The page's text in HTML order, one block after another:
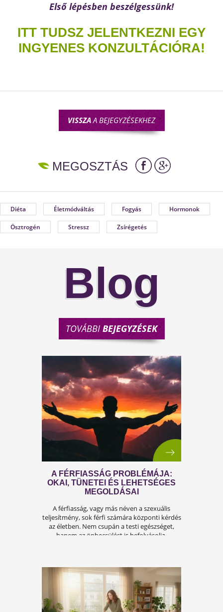
Első lépésben beszélgessünk!
ITT TUDSZ JELENTKEZNI EGY
INGYENES KONZULTÁCIÓRA!
VISSZAA BEJEGYZÉSEKHEZ
MEGOSZTÁS
Diéta Életmódváltás Fogyás Hormonok
Ösztrogén Stressz Zsírégetés
Blog
TOVÁBBIBEJEGYZÉSEK